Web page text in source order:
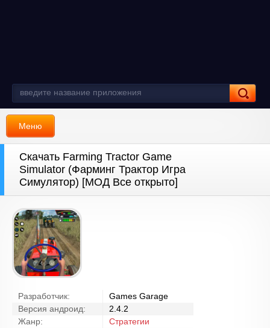
Меню
Скачать Farming Tractor Game
Simulator (Фарминг Трактор Игра
Симулятор) [МОД Все открыто]
Разработчик:
Games Garage
Версия андроид:
2.4.2
Жанр:
Стратегии